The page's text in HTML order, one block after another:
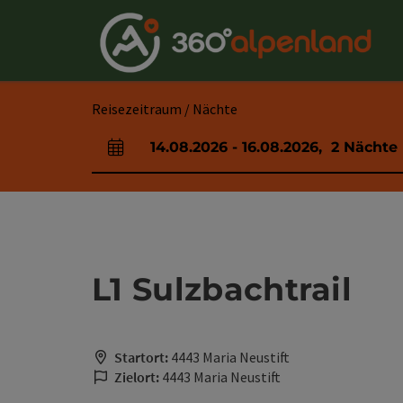
Accesskey
[0]
Zur NavigationAccesskey
[1]
Zum Seitenanfang[2]
Zur Kontaktseite Accesskey
[3]
Accesskey
[4]
Zum ImpressumAccesskey
[5]
Zu den Hinweisen zur Bedienung der Website
Zur StartseiteAccesskey
[7]
Reisezeitraum / Nächte
An- und Abreisefelder
14.08.2026 - 16.08.2026, 2 Nächte
L1 Sulzbachtrail
Startort: 4443 Maria Neustift
Zielort: 4443 Maria Neustift